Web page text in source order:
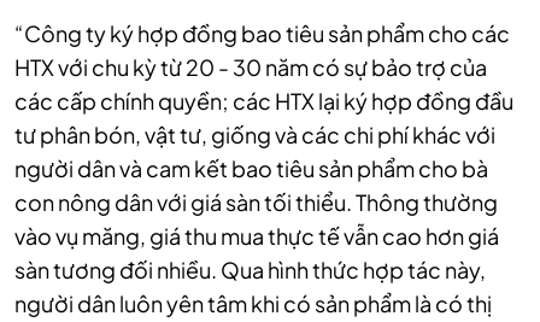
“Công ty ký hợp đồng bao tiêu sản phẩm cho các
HTX với chu kỳ từ 20 - 30 năm có sự bảo trợ của
các cấp chính quyền; các HTX lại ký hợp đồng đầu
tư phân bón, vật tư, giống và các chi phí khác với
người dân và cam kết bao tiêu sản phẩm cho bà
con nông dân với giá sàn tối thiểu. Thông thường
vào vụ măng, giá thu mua thực tế vẫn cao hơn giá
sàn tương đối nhiều. Qua hình thức hợp tác này,
người dân luôn yên tâm khi có sản phẩm là có thị